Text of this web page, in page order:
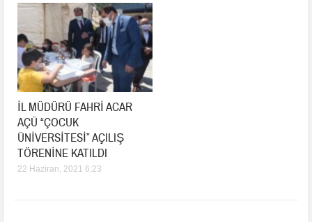
İL MÜDÜRÜ FAHRİ ACAR
AÇÜ “ÇOCUK
ÜNİVERSİTESİ” AÇILIŞ
TÖRENİNE KATILDI
22 Haziran, 2021 6:23